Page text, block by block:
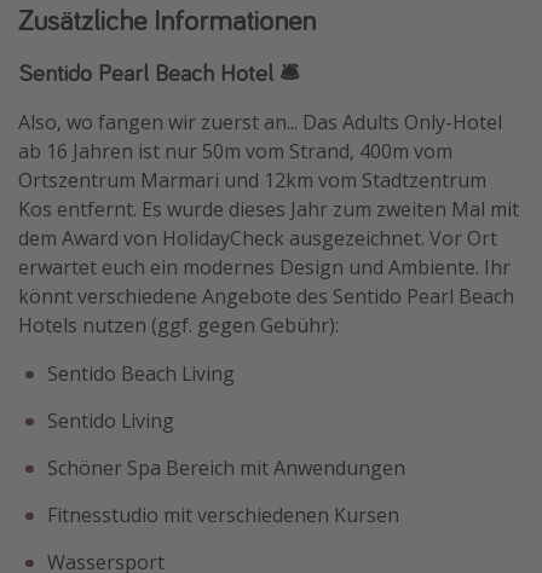
Zusätzliche Informationen
Sentido Pearl Beach Hotel 🛎️
Also, wo fangen wir zuerst an... Das Adults Only-Hotel
ab 16 Jahren ist nur 50m vom Strand, 400m vom
Ortszentrum Marmari und 12km vom Stadtzentrum
Kos entfernt. Es wurde dieses Jahr zum zweiten Mal mit
dem Award von HolidayCheck ausgezeichnet. Vor Ort
erwartet euch ein modernes Design und Ambiente. Ihr
könnt verschiedene Angebote des Sentido Pearl Beach
Hotels nutzen (ggf. gegen Gebühr):
Sentido Beach Living
Sentido Living
Schöner Spa Bereich mit Anwendungen
Fitnesstudio mit verschiedenen Kursen
Wassersport